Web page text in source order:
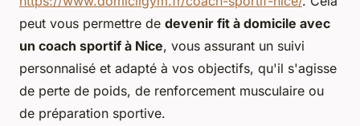
peut vous permettre de devenir fit à domicile avec
un coach sportif à Nice, vous assurant un suivi
personnalisé et adapté à vos objectifs, qu'il s'agisse
de perte de poids, de renforcement musculaire ou
de préparation sportive.